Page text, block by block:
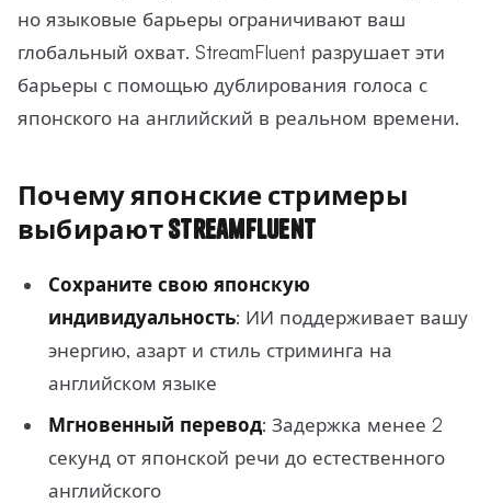
но языковые барьеры ограничивают ваш
глобальный охват. StreamFluent разрушает эти
барьеры с помощью дублирования голоса с
японского на английский в реальном времени.
Почему японские стримеры
выбирают StreamFluent
Сохраните свою японскую
индивидуальность: ИИ поддерживает вашу
энергию, азарт и стиль стриминга на
английском языке
Мгновенный перевод: Задержка менее 2
секунд от японской речи до естественного
английского